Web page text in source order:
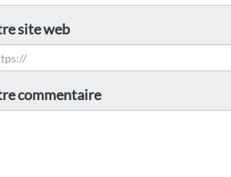
site web
commentaire